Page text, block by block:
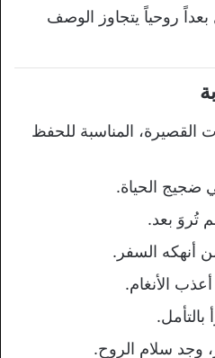
روحياً يتجاوز الوصف
القصيرة، المناسبة للحفظ
الحياة.
تُروَ بعد.
أنهكه السفر.
الأنغام.
بالتأمل.
وجد سلام الروح.